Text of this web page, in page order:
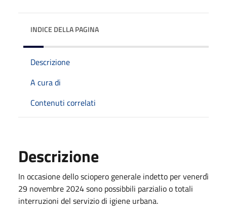
INDICE DELLA PAGINA
Descrizione
A cura di
Contenuti correlati
Descrizione
In occasione dello sciopero generale indetto per venerdì
29 novembre 2024 sono possibbili parzialio o totali
interruzioni del servizio di igiene urbana.